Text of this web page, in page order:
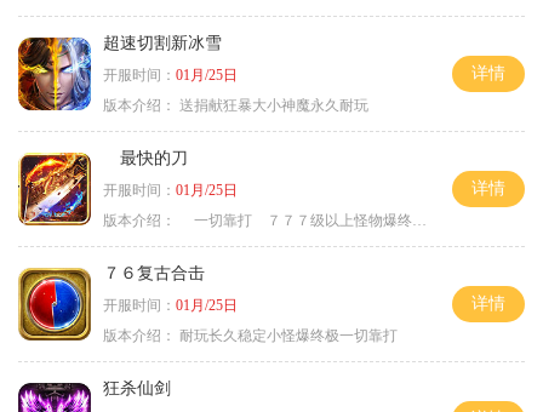
超速切割新冰雪
开服时间： 01月/25日
版本介绍： 送捐献狂暴大小神魔永久耐玩
详情
最快的刀
开服时间： 01月/25日
版本介绍：
一切靠打 ７７７级以上怪物爆终极
详情
７６复古合击
开服时间： 01月/25日
版本介绍： 耐玩长久稳定小怪爆终极一切靠打
详情
狂杀仙剑